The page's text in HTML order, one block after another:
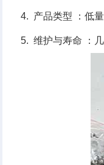
4. 产品类型 ：低
5. 维护与寿命 ：